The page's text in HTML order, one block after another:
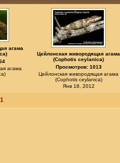
агама
агама
Цейлонская живородящая агама
(Cophotis ceylanica)
Просмотров: 1013
Цейлонская живородящая агама
(Cophotis ceylanica)
Янв 18, 2012